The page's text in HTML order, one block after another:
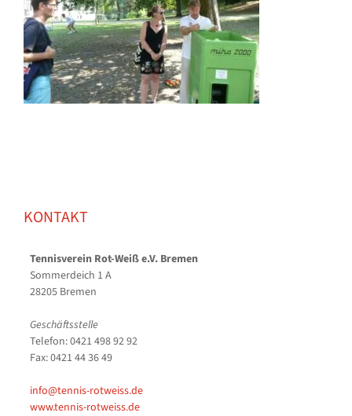
KONTAKT
Tennisverein Rot-Weiß e.V. Bremen
Sommerdeich 1 A
28205 Bremen
Geschäftsstelle
Telefon: 0421 498 92 92
Fax: 0421 44 36 49
info@tennis-rotweiss.de
www.tennis-rotweiss.de